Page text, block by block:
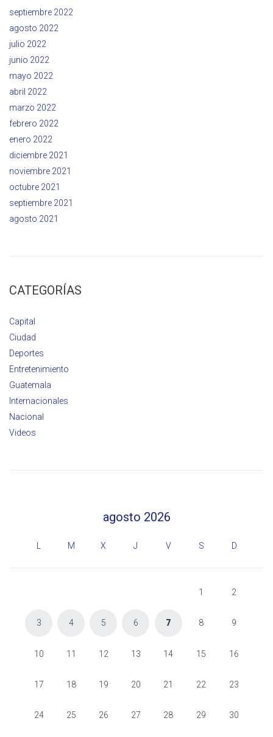
septiembre 2022
agosto 2022
julio 2022
junio 2022
mayo 2022
abril 2022
marzo 2022
febrero 2022
enero 2022
diciembre 2021
noviembre 2021
octubre 2021
septiembre 2021
agosto 2021
CATEGORÍAS
Capital
Ciudad
Deportes
Entretenimiento
Guatemala
Internacionales
Nacional
Videos
agosto 2026
M X J V S D
1 2
3 4 5 6 7 8 9
10 11 12 13 14 15 16
17 18 19 20 21 22 23
24 25 26 27 28 29 30